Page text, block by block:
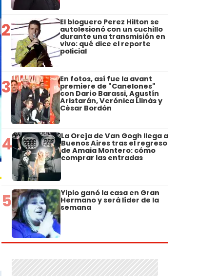
2 El bloguero Perez Hilton se
autolesionó con un cuchillo
durante una transmisión en
vivo: qué dice el reporte
policial
3 En fotos, así fue la avant
premiere de "Canelones"
con Darío Barassi, Agustín
Aristarán, Verónica Llinás y
César Bordón
4 La Oreja de Van Gogh llega a
Buenos Aires tras el regreso
de Amaia Montero: cómo
comprar las entradas
5 Yipio ganó la casa en Gran
Hermano y será líder de la
semana